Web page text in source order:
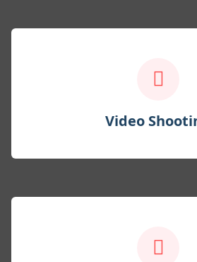
Video